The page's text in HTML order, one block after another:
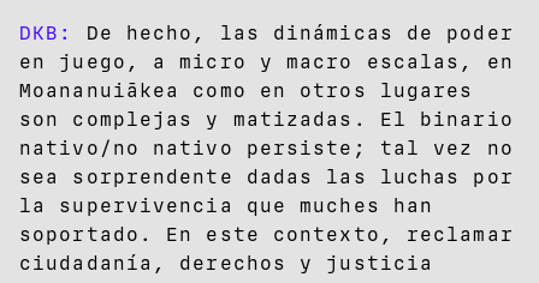
DKB:
De hecho, las dinámicas de poder
en juego, a micro y macro escalas, en
Moananuiākea como en otros lugares
son complejas y matizadas. El binario
nativo/no nativo persiste; tal vez no
sea sorprendente dadas las luchas por
la supervivencia que muches han
soportado. En este contexto, reclamar
ciudadanía, derechos y justicia